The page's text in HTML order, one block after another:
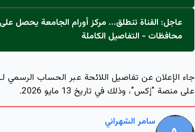
محافظات - التفاصيل الكاملة
جاء الإعلان عن تفاصيل اللائحة عبر الحساب الرسمي
على منصة "إكس"، وذلك في تاريخ 13 مايو 2026.
سامر الشهراني